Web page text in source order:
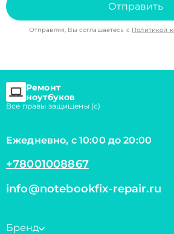
Отправить
Отправляя, Вы соглашаетесь с Политикой
Ремонт
ноутбуков
Все правы защищены (с)
Ежедневно, с 10:00 до 20:00
+78001008867
info@notebookfix-repair.ru
Бренд